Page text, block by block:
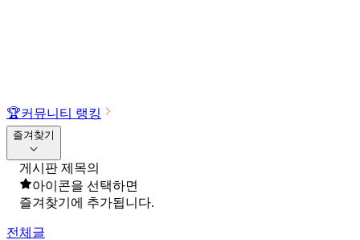
🏆커뮤니티 랭킹
즐겨찾기
게시판 제목의
아이콘을 선택하면
즐겨찾기에 추가됩니다.
전체글